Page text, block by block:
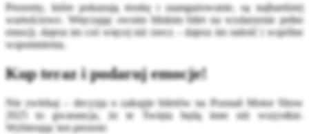
Prezenty, które pokazują troskę i zaangażowanie, są najbardziej
wartościowe. Wręczając swoim bliskim bilet na wydarzenie pełne
emocji, dajesz im coś więcej niż rzecz – dajesz im radość i wspólne
wspomnienia.
Kup teraz i podaruj emocje!
Nie zwlekaj – decyzja o zakupie biletów na Poznań Motor Show
2025 to gwarancja, że te Święta będą inne niż wszystkie.
Wybierając ten prezent: